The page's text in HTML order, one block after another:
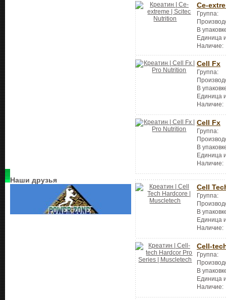
Наши друзья
Ce-
Группа:
В
Единица
Наличие:
Cell Fx
Группа:
В
Единица
Наличие:
Cell Fx
Группа:
В
Единица
Наличие:
Cell
Группа:
В
Единица
Наличие:
Cell-
Группа:
В
Единица
Наличие: